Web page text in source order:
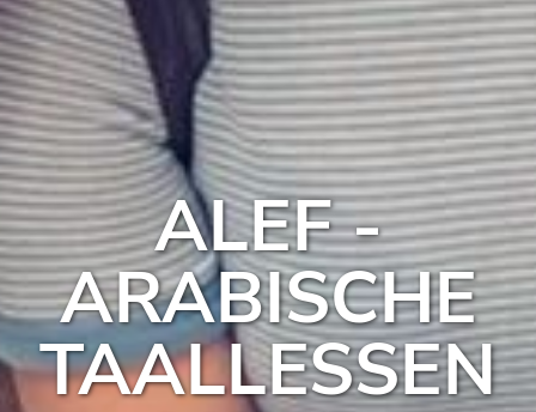
ALEF -
ARABISCHE
TAALLESSEN